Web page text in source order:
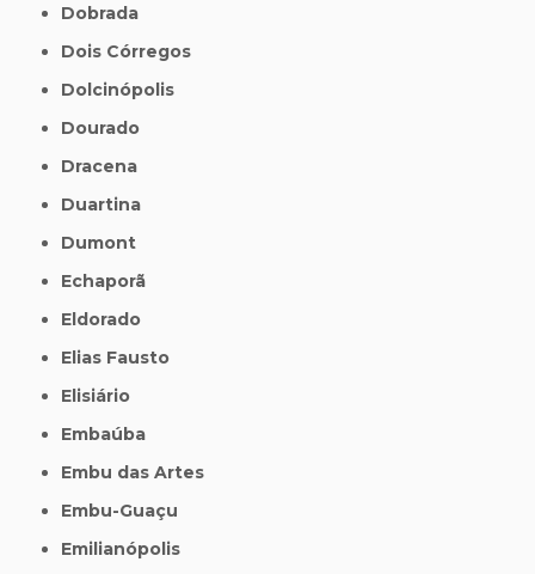
Dobrada
Dois Córregos
Dolcinópolis
Dourado
Dracena
Duartina
Dumont
Echaporã
Eldorado
Elias Fausto
Elisiário
Embaúba
Embu das Artes
Embu-Guaçu
Emilianópolis